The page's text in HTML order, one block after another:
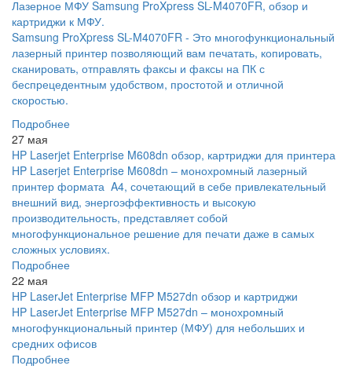
Лазерное МФУ Samsung ProXpress SL-M4070FR, обзор и
картриджи к МФУ.
Samsung ProXpress SL-M4070FR - Это многофункциональный
лазерный принтер позволяющий вам печатать, копировать,
сканировать, отправлять факсы и факсы на ПК с
беспрецедентным удобством, простотой и отличной
скоростью.
Подробнее
27 мая
HP Laserjet Enterprise M608dn обзор, картриджи для принтера
HP Laserjet Enterprise M608dn – монохромный лазерный
принтер формата A4, сочетающий в себе привлекательный
внешний вид, энергоэффективность и высокую
производительность, представляет собой
многофункциональное решение для печати даже в самых
сложных условиях.
Подробнее
22 мая
HP LaserJet Enterprise MFP M527dn обзор и картриджи
HP LaserJet Enterprise MFP M527dn – монохромный
многофункциональный принтер (МФУ) для небольших и
средних офисов
Подробнее